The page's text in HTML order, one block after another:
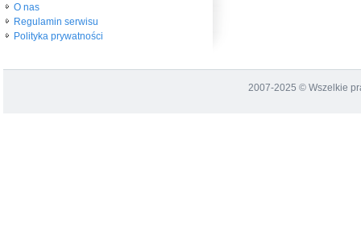
O nas
Regulamin serwisu
Polityka prywatności
2007-2025 © Wszelkie